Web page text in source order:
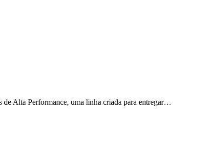
de Alta Performance, uma linha criada para entregar…